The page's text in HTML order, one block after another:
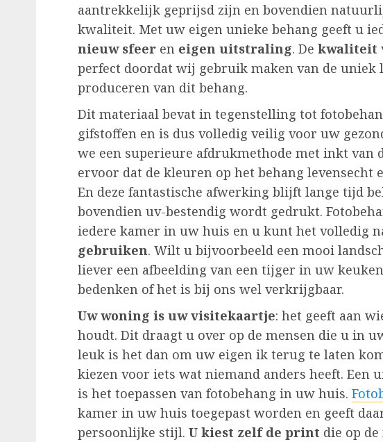
aantrekkelijk geprijsd zijn en bovendien
kwaliteit. Met uw eigen unieke behang geeft u
nieuw sfeer en eigen uitstraling. De kwaliteit
perfect doordat wij gebruik maken van de uniek
produceren van dit behang.
Dit materiaal bevat in tegenstelling tot
gifstoffen en is dus volledig veilig voor uw
we een superieure afdrukmethode met inkt van
ervoor dat de kleuren op het behang levensecht
En deze fantastische afwerking blijft lange tijd
bovendien uv-bestendig wordt gedrukt.
iedere kamer in uw huis en u kunt het volledig
gebruiken. Wilt u bijvoorbeeld een mooi
liever een afbeelding van een tijger in uw
bedenken of het is bij ons wel verkrijgbaar.
Uw woning is uw visitekaartje: het geeft aan
houdt. Dit draagt u over op de mensen die u in
leuk is het dan om uw eigen ik terug te laten
kiezen voor iets wat niemand anders heeft. Een
is het toepassen van fotobehang in uw huis.
kamer in uw huis toegepast worden en geeft
persoonlijke stijl. U kiest zelf de print die op